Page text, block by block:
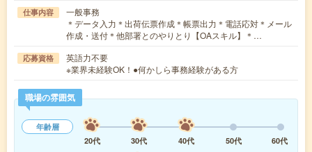
仕事内容
一般事務
＊データ入力＊出荷伝票作成＊帳票出力＊電話応対＊メール
作成・送付＊他部署とのやりとり【OAスキル】＊…
応募資格
英語力不要
※業界未経験OK！●何かしら事務経験がある方
職場の雰囲気
年齢層
20代
30代 40代 50代
60代